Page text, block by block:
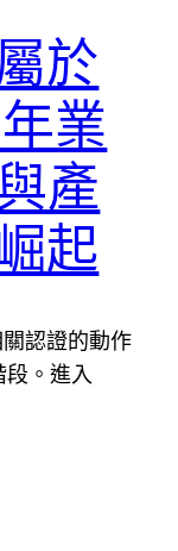
於
業
產
起
認證的動作
。進入